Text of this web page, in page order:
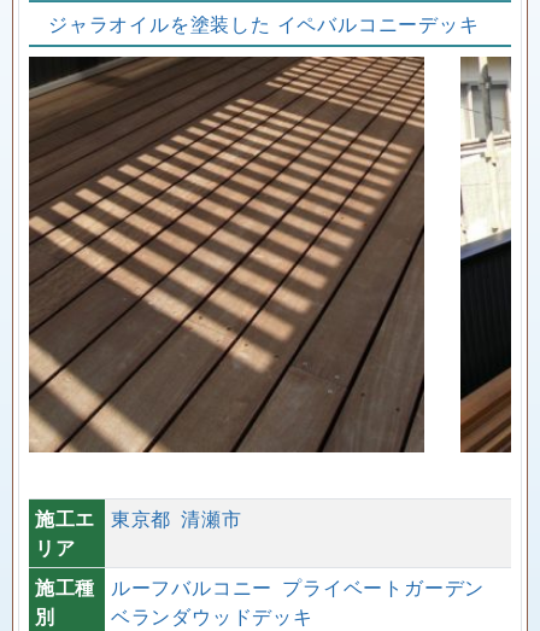
ジャラオイルを塗装した イペバルコニーデッキ
施工エ
リア
東京都 清瀬市
施工種
別
ルーフバルコニー プライベートガーデン
ベランダウッドデッキ